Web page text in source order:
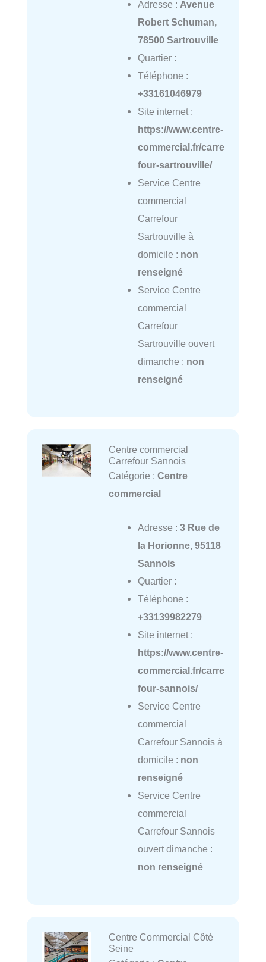
Adresse : Avenue
Robert Schuman,
78500 Sartrouville
Quartier :
Téléphone :
+33161046979
Site internet :
https://www.centre-
commercial.fr/carre
four-sartrouville/
Service Centre
commercial
Carrefour
Sartrouville à
domicile : non
renseigné
Service Centre
commercial
Carrefour
Sartrouville ouvert
dimanche : non
renseigné
Centre commercial
Carrefour Sannois
Catégorie : Centre
commercial
Adresse : 3 Rue de
la Horionne, 95118
Sannois
Quartier :
Téléphone :
+33139982279
Site internet :
https://www.centre-
commercial.fr/carre
four-sannois/
Service Centre
commercial
Carrefour Sannois à
domicile : non
renseigné
Service Centre
commercial
Carrefour Sannois
ouvert dimanche :
non renseigné
Centre Commercial Côté
Seine